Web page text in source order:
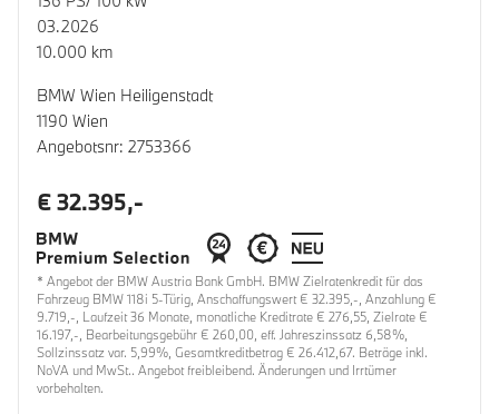
03.2026
10.000 km
BMW Wien Heiligenstadt
1190 Wien
Angebotsnr: 2753366
€ 32.395,-
* Angebot der BMW Austria Bank GmbH. BMW Zielratenkredit für das
Fahrzeug BMW 118i 5-Türig, Anschaffungswert € 32.395,-, Anzahlung €
9.719,-, Laufzeit 36 Monate, monatliche Kreditrate € 276,55, Zielrate €
16.197,-, Bearbeitungsgebühr € 260,00, eff. Jahreszinssatz 6,58%,
Sollzinssatz var. 5,99%, Gesamtkreditbetrag € 26.412,67. Beträge inkl.
NoVA und MwSt.. Angebot freibleibend. Änderungen und Irrtümer
vorbehalten.